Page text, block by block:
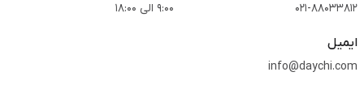
021-88033812 9:00 الی 18:00
ایمیل
info@daychi.com